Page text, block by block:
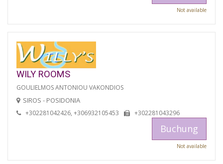
Not available
WILY ROOMS
GOULIELMOS ANTONIOU VAKONDIOS
SIROS - POSIDONIA
+302281042426, +306932105453 +302281043296
Buchung
Not available